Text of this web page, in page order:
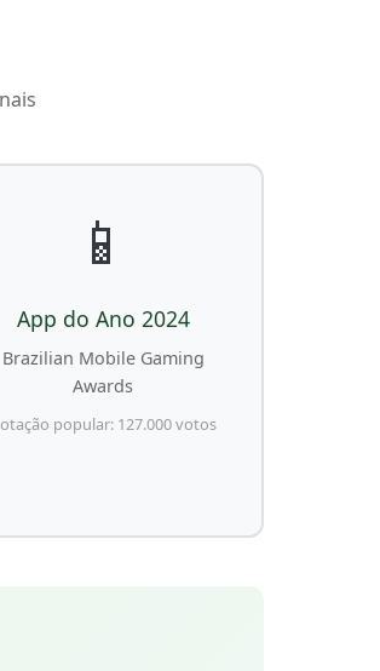
📱
App do Ano 2024
Brazilian Mobile Gaming
Awards
popular: 127.000 votos